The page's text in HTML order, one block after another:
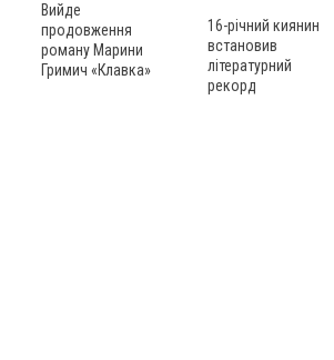
Вийде
продовження
роману Марини
Гримич «Клавка»
16-річний киянин
встановив
літературний
рекорд